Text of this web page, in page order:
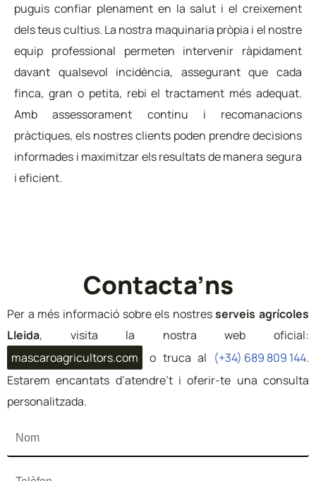
puguis confiar plenament en la salut i el creixement
dels teus cultius. La nostra maquinaria pròpia i el nostre
equip professional permeten intervenir ràpidament
davant qualsevol incidència, assegurant que cada
finca, gran o petita, rebi el tractament més adequat.
Amb assessorament continu i recomanacions
pràctiques, els nostres clients poden prendre decisions
informades i maximitzar els resultats de manera segura
i eficient.
Contacta’ns
Per a més informació sobre els nostresserveis agrícoles
Lleida, visita la nostra web oficial:
mascaroagricultors.com
o truca al (+34) 689 809 144.
Estarem encantats d’atendre’t i oferir-te una consulta
personalitzada.